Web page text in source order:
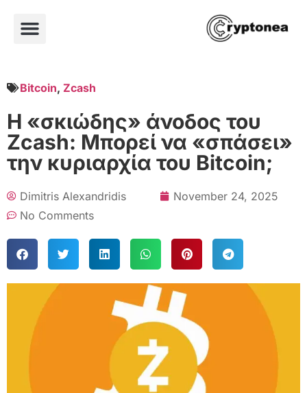
Bitcoin, Zcash
Η «σκιώδης» άνοδος του
Zcash: Μπορεί να «σπάσει»
την κυριαρχία του Bitcoin;
Dimitris Alexandridis
November 24, 2025
No Comments